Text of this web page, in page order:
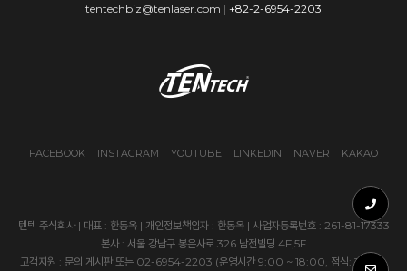
tentechbiz@tenlaser.com | +82-2-6954-2203
FACEBOOK INSTAGRAM YOUTUBE LINKEDIN NAVER KAKAO
텐텍 주식회사 | 대표 : 한동옥 | 개인정보책임자 : 한동옥 | 사업자등록번호 : 261-81-17333
본사 : 서울 강남구 봉은사로 326 남전빌딩 4F,5F
고객지원 : 문의 게시판 또는 02-6954-2203 (운영시간 9:00 ~ 18:00, 점심: 13:00-